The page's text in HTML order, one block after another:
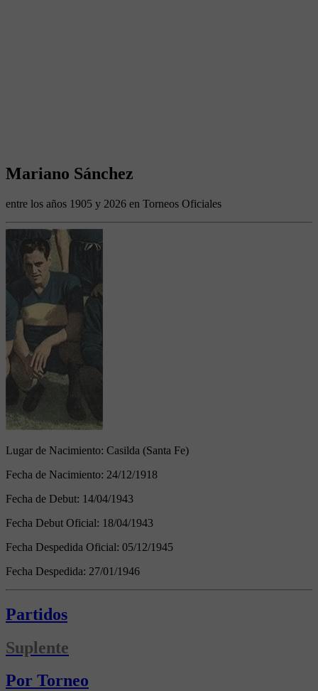
Mariano Sánchez
entre los años 1905 y 2026 en Torneos Oficiales
Lugar de Nacimiento: Casilda (Santa Fe)
Fecha de Nacimiento: 24/12/1918
Fecha de Debut: 14/04/1943
Fecha Debut Oficial: 18/04/1943
Fecha Despedida Oficial: 05/12/1945
Fecha Despedida: 27/01/1946
Partidos
Suplente
Por Torneo